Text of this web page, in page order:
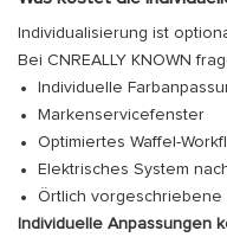
Individualisierung ist
Bei CNREALLY KNOWN
Individuelle
Markenservicefenster
Optimiertes Waffel-
Elektrisches System
Örtlich vorgeschriebene
Individuelle Anpassungen